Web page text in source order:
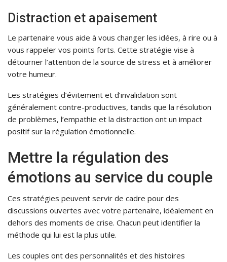
Distraction et apaisement
Le partenaire vous aide à vous changer les idées, à rire ou à
vous rappeler vos points forts. Cette stratégie vise à
détourner l’attention de la source de stress et à améliorer
votre humeur.
Les stratégies d’évitement et d’invalidation sont
généralement contre-productives, tandis que la résolution
de problèmes, l’empathie et la distraction ont un impact
positif sur la régulation émotionnelle.
Mettre la régulation des
émotions au service du couple
Ces stratégies peuvent servir de cadre pour des
discussions ouvertes avec votre partenaire, idéalement en
dehors des moments de crise. Chacun peut identifier la
méthode qui lui est la plus utile.
Les couples ont des personnalités et des histoires